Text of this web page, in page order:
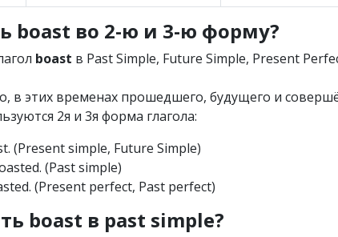
boast во 2-ю и 3-ю форму?
boast в Past Simple, Future Simple, Present
в этих временах прошедшего, будущего и
2я и 3я форма глагола:
(Present simple, Future Simple)
(Past simple)
(Present perfect, Past perfect)
boast в past simple?